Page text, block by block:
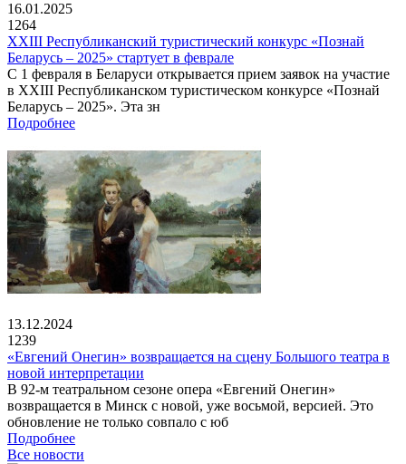
16.01.2025
1264
XXIII Республиканский туристический конкурс «Познай
Беларусь – 2025» стартует в феврале
С 1 февраля в Беларуси открывается прием заявок на участие
в XXIII Республиканском туристическом конкурсе «Познай
Беларусь – 2025». Эта зн
Подробнее
13.12.2024
1239
«Евгений Онегин» возвращается на сцену Большого театра в
новой интерпретации
В 92-м театральном сезоне опера «Евгений Онегин»
возвращается в Минск с новой, уже восьмой, версией. Это
обновление не только совпало с юб
Подробнее
Все новости